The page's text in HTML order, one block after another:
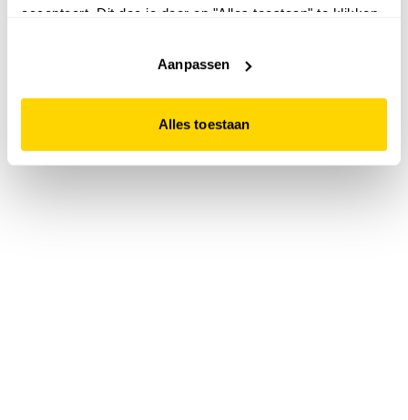
accepteert. Dit doe je door op "Alles toestaan" te klikken.
website niet optimaal functioneert.
Aanpassen
Alles toestaan